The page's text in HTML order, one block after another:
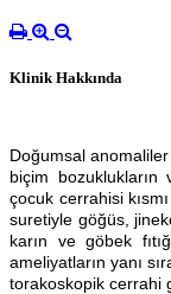
Klinik Hakkında
Doğumsal
biçim
çocuk cerrahisi
suretiyle göğüs,
karın ve göbek
ameliyatların yanı
torakoskopik cerrahi